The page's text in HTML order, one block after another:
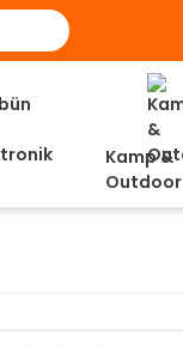
Kamp &
Outdoor